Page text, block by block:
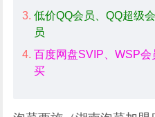
低价QQ会员、QQ超级
员
百度网盘SVIP、WSP
买